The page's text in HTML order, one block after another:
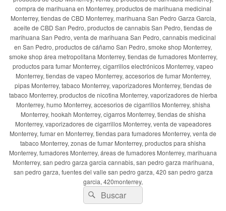
compra de marihuana en Monterrey, productos de marihuana medicinal
Monterrey, tiendas de CBD Monterrey, marihuana San Pedro Garza García,
aceite de CBD San Pedro, productos de cannabis San Pedro, tiendas de
marihuana San Pedro, venta de marihuana San Pedro, cannabis medicinal
en San Pedro, productos de cáñamo San Pedro, smoke shop Monterrey,
smoke shop área metropolitana Monterrey, tiendas de fumadores Monterrey,
productos para fumar Monterrey, cigarrillos electrónicos Monterrey, vapeo
Monterrey, tiendas de vapeo Monterrey, accesorios de fumar Monterrey,
pipas Monterrey, tabaco Monterrey, vaporizadores Monterrey, tiendas de
tabaco Monterrey, productos de nicotina Monterrey, vaporizadores de hierba
Monterrey, humo Monterrey, accesorios de cigarrillos Monterrey, shisha
Monterrey, hookah Monterrey, cigarros Monterrey, tiendas de shisha
Monterrey, vaporizadores de cigarrillos Monterrey, venta de vapeadores
Monterrey, fumar en Monterrey, tiendas para fumadores Monterrey, venta de
tabaco Monterrey, zonas de fumar Monterrey, productos para shisha
Monterrey, fumadores Monterrey, áreas de fumadores Monterrey, marihuana
Monterrey, san pedro garza garcia cannabis, san pedro garza marihuana,
san pedro garza, fuentes del valle san pedro garza, 420 san pedro garza
garcia, 420monterrey,
Buscar
por:
Buscar